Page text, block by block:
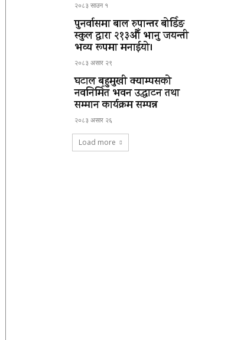
२०८३ साउन १
पुनर्वासमा बाल रुपान्तर बोर्डिङ
स्कुल द्धारा २१३औँ भानु जयन्ती
भव्य रूपमा मनाईयो।
२०८३ असार २९
घटाल बहुमुखी क्याम्पसको
नवनिर्मित भवन उद्घाटन तथा
सम्मान कार्यक्रम सम्पन्न
२०८३ असार २६
Load more